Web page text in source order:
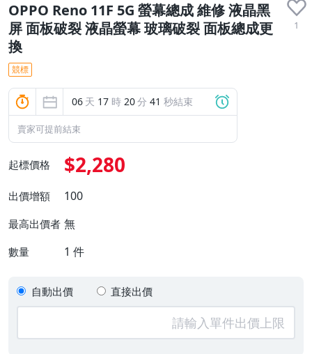
OPPO Reno 11F 5G 螢幕總成 維修 液晶黑
屏 面板破裂 液晶螢幕 玻璃破裂 面板總成更
換
1
競標
06 天 17 時 20分 40 秒結束
賣家可提前結束
起標價格 $2,280
出價增額 100
最高出價者 無
數量 1 件
自動出價 直接出價